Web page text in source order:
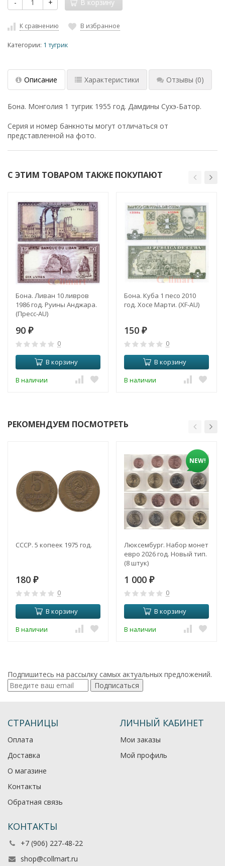
- + В корзину
К сравнению В избранное
Категории: 1 тугрик
Описание Характеристики Отзывы (0)
Бона. Монголия 1 тугрик 1955 год. Дамдины Сухэ-Батор.
Серия и номер банкноты могут отличаться от
представленной на фото.
С ЭТИМ ТОВАРОМ ТАКЖЕ ПОКУПАЮТ
Бона. Ливан 10 ливров
1986 год. Руины Анджара.
(Пресc-AU)
90 ₽
0
В корзину
В наличии
Бона. Куба 1 песо 2010
год. Хосе Марти. (XF-AU)
150 ₽
0
В корзину
В наличии
РЕКОМЕНДУЕМ ПОСМОТРЕТЬ
СССР. 5 копеек 1975 год.
180 ₽
0
В корзину
В наличии
NEW!
Люксембург. Набор монет
евро 2026 год. Новый тип.
(8 штук)
1 000 ₽
0
В корзину
В наличии
Подпишитесь на рассылку самых актуальных предложений.
Подписаться
СТРАНИЦЫ
Оплата
Доставка
О магазине
Контакты
Обратная связь
ЛИЧНЫЙ КАБИНЕТ
Мои заказы
Мой профиль
КОНТАКТЫ
+7 (906) 227-48-22
shop@collmart.ru